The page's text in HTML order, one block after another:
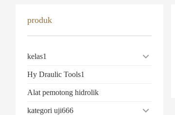
produk
kelas1
Hy Draulic Tools1
Alat pemotong hidrolik
kategori uji666